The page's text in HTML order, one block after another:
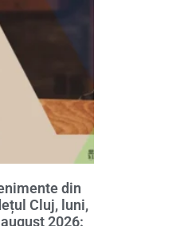
din
Cluj, luni,
2026: